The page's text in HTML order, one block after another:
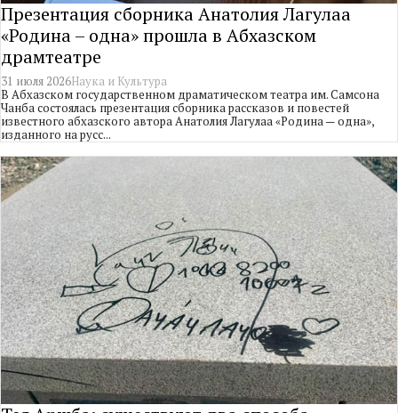
Презентация сборника Анатолия Лагулаа
«Родина – одна» прошла в Абхазском
драмтеатре
31 июля 2026Наука и Культура
В Абхазском государственном драматическом театра им. Самсона
Чанба состоялась презентация сборника рассказов и повестей
известного абхазского автора Анатолия Лагулаа «Родина — одна»,
изданного на русс...